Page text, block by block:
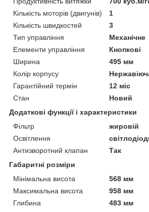
Кількість моторів (двигунів)
1
Кількість швидкостей
3
Тип управління
Механічне
Елементи управління
Кнопкові
Ширина
495 мм
Колір корпусу
Гарантійний термін
12 міс
Стан
Новий
Додаткові функції і характеристики
Фільтр
жировій
Освітлення
Антизворотний клапан
Так
Габаритні розміри
Мінімальна висота
568 мм
Максимальна висота
958 мм
Глибина
483 мм